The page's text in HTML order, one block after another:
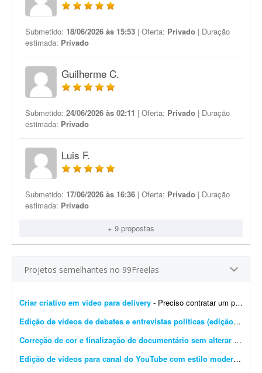
Submetido: 18/06/2026 às 15:53 | Oferta: Privado | Duração
estimada: Privado
Guilherme C.
Submetido: 24/06/2026 às 02:11 | Oferta: Privado | Duração
estimada: Privado
Luis F.
Submetido: 17/06/2026 às 16:36 | Oferta: Privado | Duração
estimada: Privado
+ 9 propostas
Projetos semelhantes no 99Freelas
Criar criativo em vídeo para delivery - Preciso contratar um profissional para editar e/ou produzir um criativo em vídeo para tráfego pago (Instagram/Facebook), focado em delivery de espetinho, marmitinhas e pão de a...
Edição de vídeos de debates e entrevistas políticas (edição simples)
Correção de cor e finalização de documentário sem alterar narrativa
Edição de vídeos para canal do YouTube com estilo moderno